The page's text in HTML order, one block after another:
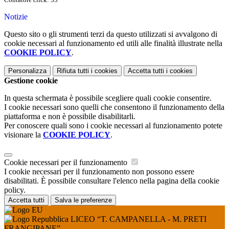
Notizie
Questo sito o gli strumenti terzi da questo utilizzati si avvalgono di
cookie necessari al funzionamento ed utili alle finalità illustrate nella
COOKIE POLICY.
Personalizza Rifiuta tutti i cookies Accetta tutti i cookies
Gestione cookie
In questa schermata è possibile scegliere quali cookie consentire.
I cookie necessari sono quelli che consentono il funzionamento della
piattaforma e non è possibile disabilitarli.
Per conoscere quali sono i cookie necessari al funzionamento potete
visionare la COOKIE POLICY.
Cookie necessari per il funzionamento
I cookie necessari per il funzionamento non possono essere
disabilitati. È possibile consultare l'elenco nella pagina della cookie
policy.
Accetta tutti Salva le preferenze
LICEO “T. CAMPANELLA - M. PRETI